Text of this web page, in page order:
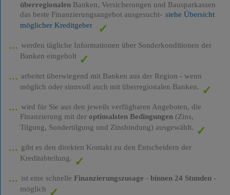
überregionalenBanken, Versicherungen und Bausparkassen
das beste Finanzierungsangebot ausgesucht- siehe Übersicht
möglicher Kreditgeber
werden tägliche Informationen über Sonderkonditionen der
Banken eingeholt
arbeitet überwiegend mit Banken aus der Region - wenn
möglich oder sinnvoll auch mit überregionalen Banken.
wird für Sie aus den jeweils verfügbaren Angeboten, die
Finanzierung mit der optimalsten Bedingungen(Zins,
Tilgung, Sondertilgung und Zinsbindung) ausgewählt.
gibt es den direkten Kontakt zu den Entscheidern der
Kreditabteilung.
ist eine schnelle Finanzierungszusage - binnen 24 Stunden-
möglich